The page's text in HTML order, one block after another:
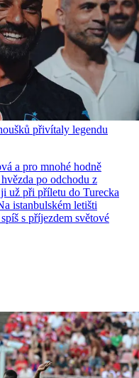
přivítaly legendu
a pro mnohé hodně
po odchodu z
už při příletu do Turecka
istanbulském letišti
s příjezdem světové